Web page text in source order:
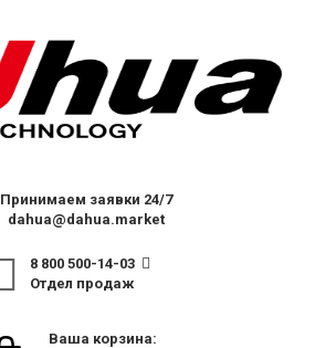
Принимаем заявки 24/7
dahua@dahua.market
8 800 500-14-03
Отдел продаж
Ваша корзина: